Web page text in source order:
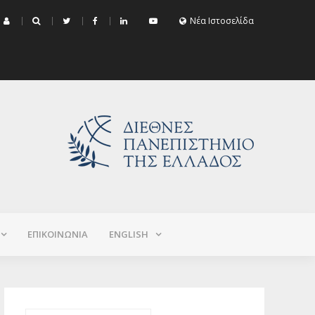
Εξεταστικής Σεπτεμβρίου 2026 (Χειμερινό+Εαρινό 2025-2026)
Νέα Ιστοσελίδα
ΕΠΙΚΟΙΝΩΝΙΑ ΕNGLISH